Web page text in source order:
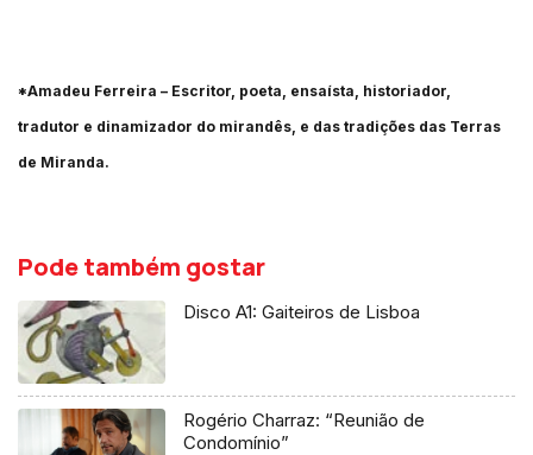
*Amadeu Ferreira – Escritor, poeta, ensaísta, historiador,
tradutor e dinamizador do mirandês, e das tradições das Terras
de Miranda.
Pode também gostar
Disco A1: Gaiteiros de Lisboa
Rogério Charraz: “Reunião de
Condomínio”